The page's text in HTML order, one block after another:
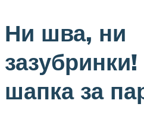
Ни шва, ни
шапка за